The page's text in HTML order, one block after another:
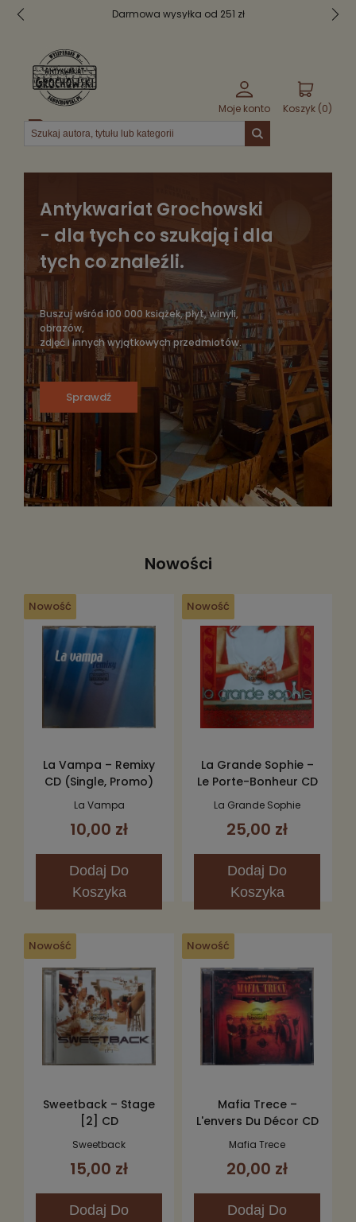
od 251 zł Bezpieczne
Moje konto Koszyk (0)
Menu
Antykwariat Grochowski
- dla tych co szukają i dla
tych co znaleźli.
Buszuj wśród 100 000 książek, płyt, winyli,
obrazów,
zdjęć i innych wyjątkowych przedmiotów.
Sprawdź
Nowości
Nowość
La Vampa – Remixy
CD (Single, Promo)
La Vampa
10,00 zł
Dodaj Do
Koszyka
Nowość
La Grande Sophie –
Le Porte-Bonheur CD
La Grande Sophie
25,00 zł
Dodaj Do
Koszyka
Nowość
Sweetback – Stage
[2] CD
Sweetback
15,00 zł
Dodaj Do
Nowość
Mafia Trece –
L'envers Du Décor CD
Mafia Trece
20,00 zł
Dodaj Do